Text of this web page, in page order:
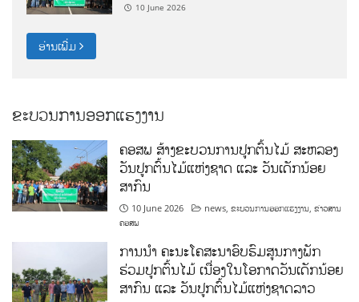
10 June 2026
ອ່ານເພີ່ມ
ຂະບວນການອອກແຮງງານ
ຄອສພ ສ້າງຂະບວນການປູກຕົ້ນໄມ້ ສະຫລອງ
ວັນປູກຕົ້ນໄມ້ແຫ່ງຊາດ ແລະ ວັນເດັກນ້ອຍ
ສາກົນ
10 June 2026 news ,ຂະບວນການອອກແຮງງານ ,ຂ່າວສານ
ຄອສພ
ການນໍາ ຄະນະໂຄສະນາອົບຮົມສູນກາງພັກ
ຮ່ວມປູກຕົ້ນໄມ້ ເນື່ອງໃນໂອກາດວັນເດັກນ້ອຍ
ສາກົນ ແລະ ວັນປູກຕົ້ນໄມ້ແຫ່ງຊາດລາວ